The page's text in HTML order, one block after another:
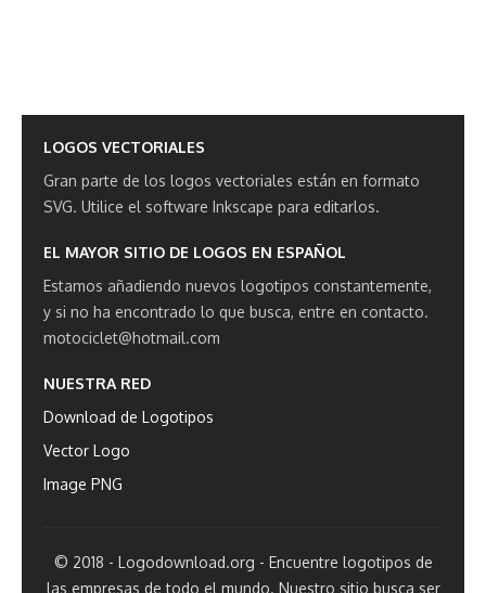
LOGOS VECTORIALES
Gran parte de los logos vectoriales están en formato
SVG. Utilice el software Inkscape para editarlos.
EL MAYOR SITIO DE LOGOS EN ESPAÑOL
Estamos añadiendo nuevos logotipos constantemente,
y si no ha encontrado lo que busca, entre en contacto.
motociclet@hotmail.com
NUESTRA RED
Download de Logotipos
Vector Logo
Image PNG
© 2018 - Logodownload.org - Encuentre logotipos de
las empresas de todo el mundo. Nuestro sitio busca ser